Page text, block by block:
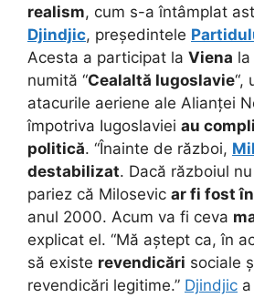
realism, cum s-a întâmplat
Djindjic, președintele
Acesta a participat la Viena
numită “Cealaltă Iugoslavie“,
atacurile aeriene ale Alianței
împotriva Iugoslaviei au
politică. “Înainte de război,
destabilizat. Dacă războiul
pariez că Milosevic ar fi fost
anul 2000. Acum va fi ceva
explicat el. “Mă aștept ca, în
să existe revendicări sociale
revendicări legitime.” Djindjic